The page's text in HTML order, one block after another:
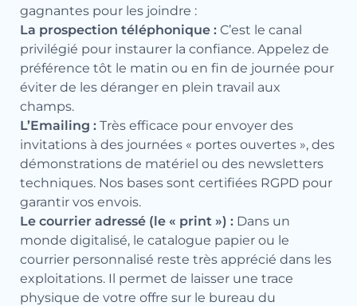
gagnantes pour les joindre :
La prospection téléphonique : C’est le canal
privilégié pour instaurer la confiance. Appelez de
préférence tôt le matin ou en fin de journée pour
éviter de les déranger en plein travail aux
champs.
L’Emailing : Très efficace pour envoyer des
invitations à des journées « portes ouvertes », des
démonstrations de matériel ou des newsletters
techniques. Nos bases sont certifiées RGPD pour
garantir vos envois.
Le courrier adressé (le « print ») : Dans un
monde digitalisé, le catalogue papier ou le
courrier personnalisé reste très apprécié dans les
exploitations. Il permet de laisser une trace
physique de votre offre sur le bureau du